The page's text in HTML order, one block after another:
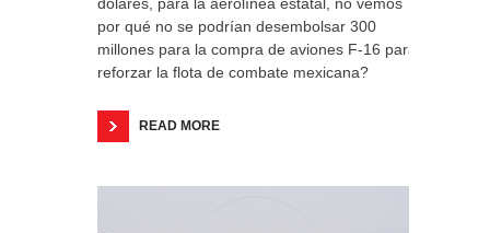
por qué no se podrían desembolsar 300
millones para la compra de aviones F-16 para
reforzar la flota de combate mexicana?
READ MORE